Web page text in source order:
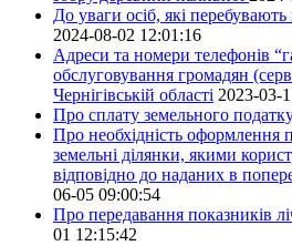
До уваги осіб, які
2024-08-02 12:01:16
Адреси та номери телефонів
обслуговування громадян
Чернігівській області 2023-03-
Про сплату земельного
Про необхідність оформлення
земельні ділянки, якими
відповідно до наданих в
06-05 09:00:54
Про передавання показників
01 12:15:42